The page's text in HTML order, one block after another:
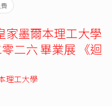
家墨爾本理工大學
二六 畢業展 《迴
理工大學